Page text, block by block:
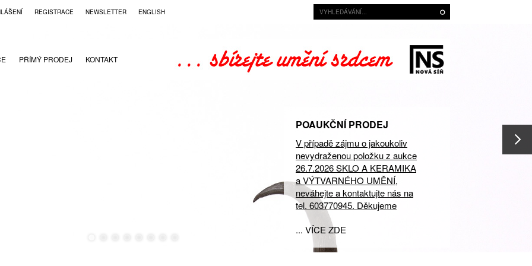
REGISTRACE NEWSLETTER ENGLISH
PŘÍMÝ PRODEJ KONTAKT
POAUKČNÍ PRODEJ
V případě zájmu o jakoukoliv
nevydraženou položku z aukce
26.7.2026 SKLO A KERAMIKA
a VÝTVARNÉHO UMĚNÍ,
neváhejte a kontaktujte nás na
tel. 603770945. Děkujeme
... VÍCE ZDE